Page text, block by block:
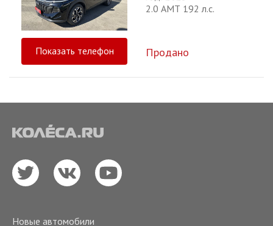
2.0 АМТ 192 л.с.
Показать телефон Продано
Новые автомобили